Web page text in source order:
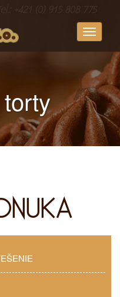
+421 (0) 915 808 775
Toggle